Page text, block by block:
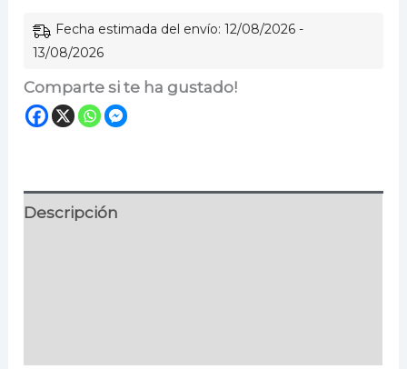
leyes
del
cantidad
Fecha estimada del envío: 12/08/2026 -
13/08/2026
Comparte si te ha gustado!
Descripción